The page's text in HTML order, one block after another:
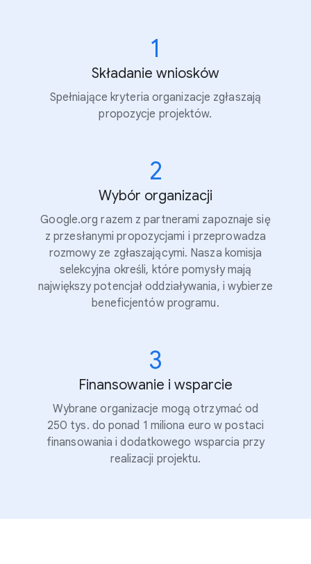
1
Składanie wniosków
Spełniające kryteria organizacje zgłaszają
propozycje projektów.
2
Wybór organizacji
Google.org razem z partnerami zapoznaje się
z przesłanymi propozycjami i przeprowadza
rozmowy ze zgłaszającymi. Nasza komisja
selekcyjna określi, które pomysły mają
największy potencjał oddziaływania, i wybierze
beneficjentów programu.
3
Finansowanie i wsparcie
Wybrane organizacje mogą otrzymać od
250 tys. do ponad 1 miliona euro w postaci
finansowania i dodatkowego wsparcia przy
realizacji projektu.